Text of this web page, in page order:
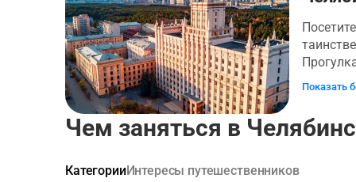
начало
Показать
Чем заняться в
КатегорииИнтересы путешественников